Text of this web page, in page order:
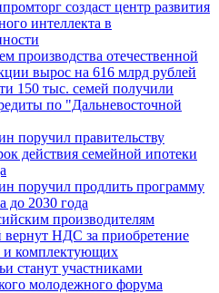
создаст центр развития
интеллекта в
производства отечественной
вырос на 616 млрд рублей
150 тыс. семей получили
по "Дальневосточной
поручил правительству
действия семейной ипотеки
поручил продлить программу
до 2030 года
производителям
вернут НДС за приобретение
и комплектующих
станут участниками
молодежного форума